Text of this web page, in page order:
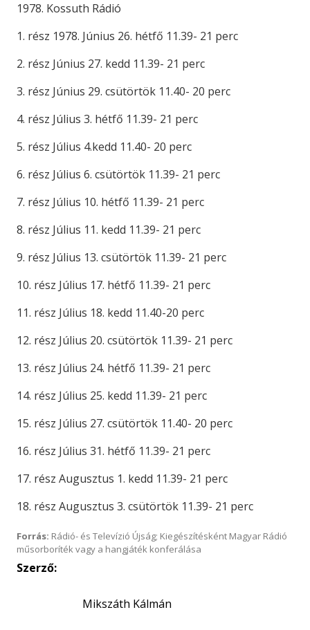
1978. Kossuth Rádió
1. rész 1978. Június 26. hétfő 11.39- 21 perc
2. rész Június 27. kedd 11.39- 21 perc
3. rész Június 29. csütörtök 11.40- 20 perc
4. rész Július 3. hétfő 11.39- 21 perc
5. rész Július 4.kedd 11.40- 20 perc
6. rész Július 6. csütörtök 11.39- 21 perc
7. rész Július 10. hétfő 11.39- 21 perc
8. rész Július 11. kedd 11.39- 21 perc
9. rész Július 13. csütörtök 11.39- 21 perc
10. rész Július 17. hétfő 11.39- 21 perc
11. rész Július 18. kedd 11.40-20 perc
12. rész Július 20. csütörtök 11.39- 21 perc
13. rész Július 24. hétfő 11.39- 21 perc
14. rész Július 25. kedd 11.39- 21 perc
15. rész Július 27. csütörtök 11.40- 20 perc
16. rész Július 31. hétfő 11.39- 21 perc
17. rész Augusztus 1. kedd 11.39- 21 perc
18. rész Augusztus 3. csütörtök 11.39- 21 perc
Forrás: Rádió- és Televízió Újság; Kiegészítésként Magyar Rádió
műsorboríték vagy a hangjáték konferálása
Szerző:
Mikszáth Kálmán